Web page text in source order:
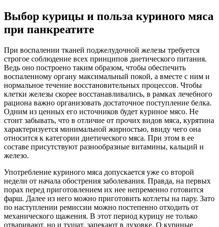
Выбор курицы и польза куриного мяса
при панкреатите
При воспалении тканей поджелудочной железы требуется
строгое соблюдение всех принципов диетического питания.
Ведь оно построено таким образом, чтобы обеспечить
воспаленному органу максимальный покой, а вместе с ним и
нормальное течение восстановительных процессов. Чтобы
клетки железы скорее восстанавливались, в рамках лечебного
рациона важно организовать достаточное поступление белка.
Одним из ценных его источников будет куриное мясо. Не
стоит забывать, что в отличие от прочих видов мяса, курятина
характеризуется минимальной жирностью, ввиду чего она
относится к категории диетического мяса. При этом в ее
составе присутствуют разнообразные витамины, кальций и
железо.
Употребление куриного мяса допускается уже со второй
недели от начала обострения заболевания. Правда, на первых
порах перед приготовлением их нее непременно готовится
фарш. Далее из него можно приготовить котлеты на пару. Зато
по наступлении ремиссии можно постепенно отходить от
механического щажения. В этот период курицу не только
отваривают, но и тушат, запекают в духовке. О куриные